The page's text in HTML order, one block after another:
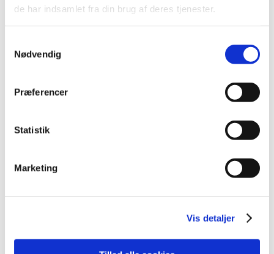
de har indsamlet fra din brug af deres tjenester.
Nødvendig
Præferencer
Statistik
Marketing
Vis detaljer
Efter udløbet af den første toårige periode er der nu
Forrige
Alle (2506)
2024 (224)
oktober (16)